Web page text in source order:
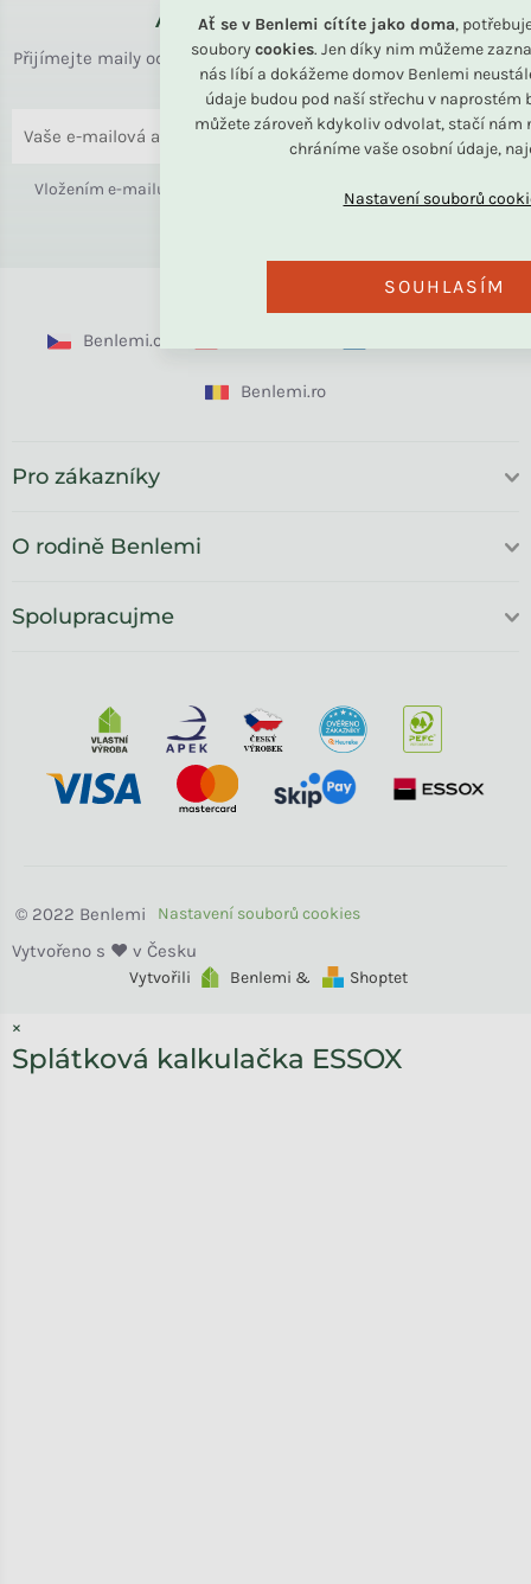
Ať se v Benlemi cítíte jako doma,
soubory cookies. Jen díky nim můžeme
nás líbí a dokážeme domov Benlemi
údaje budou pod naší střechu v naprostém
můžete zároveň kdykoliv odvolat, stačí nám
chráníme vaše osobní údaje,
SOUHLASÍM
Až k vám domů
Přijímejte maily od rodiny BENLEMI. Zasíláme jen užitečné info
o bydlení i slevách.
ODESLAT
Vložením e-mailu souhlasíte s
podmínkami ochrany osobních
Benlemi.cz
Benlemi.ro
Pro zákazníky
O rodině Benlemi
Spolupracujme
Vytvořili Benlemi & Shoptet
Benlemi
×
Splátková kalkulačka ESSOX